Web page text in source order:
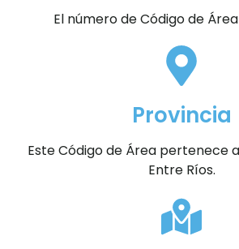
El número de Código de
Provincia
Este Código de Área pertenece
Entre Ríos.